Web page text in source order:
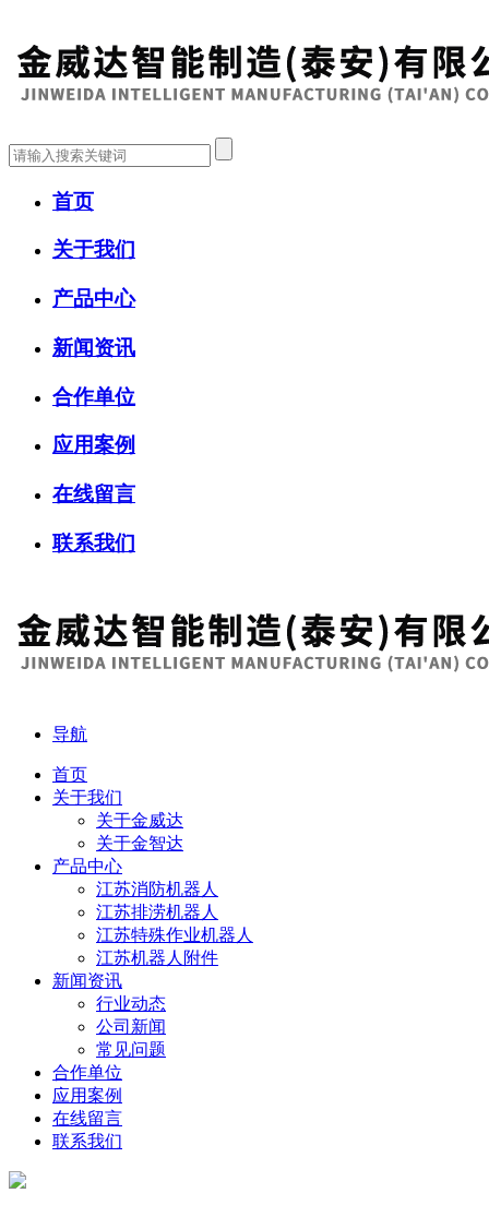
首页
关于我们
产品中心
新闻资讯
合作单位
应用案例
在线留言
联系我们
导航
首页
关于我们
关于金威达
关于金智达
产品中心
江苏消防机器人
江苏排涝机器人
江苏特殊作业机器人
江苏机器人附件
新闻资讯
行业动态
公司新闻
常见问题
合作单位
应用案例
在线留言
联系我们